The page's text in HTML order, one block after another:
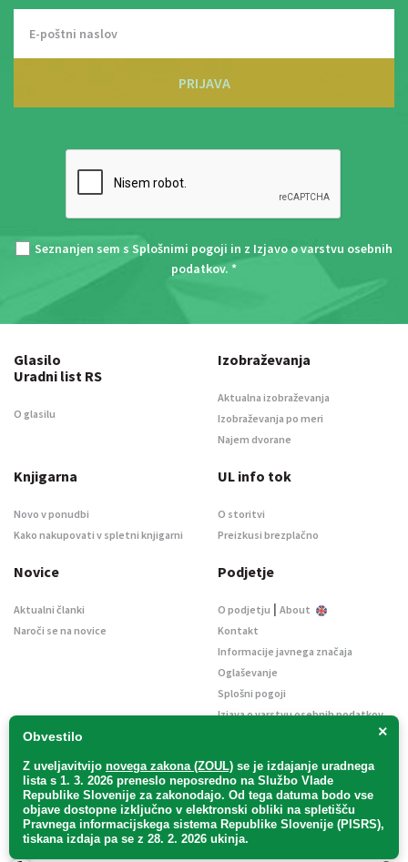
PRIJAVA
Seznanjen sem s Splošnimi pogoji in z Izjavo o varstvu osebnih
podatkov. *
×
Obvestilo
Z uveljavitvijo novega zakona (ZOUL) se je izdajanje uradnega
lista s 1. 3. 2026 preneslo neposredno na Službo Vlade
Republike Slovenije za zakonodajo. Od tega datuma bodo vse
objave dostopne izključno v elektronski obliki na spletišču
Pravnega informacijskega sistema Republike Slovenije (PISRS),
tiskana izdaja pa se z 28. 2. 2026 ukinja.
Glasilo
Uradni list RS
O glasilu
Izobraževanja
Aktualna izobraževanja
Izobraževanja po meri
Najem dvorane
Knjigarna
Novo v ponudbi
Kako nakupovati v spletni knjigarni
UL info tok
O storitvi
Preizkusi brezplačno
Novice
Aktualni članki
Naroči se na novice
Podjetje
O podjetju | About
Kontakt
Informacije javnega značaja
Oglaševanje
Splošni pogoji
Izjava o varstvu osebnih podatkov
Uradni list d. o. o. – v likvidaciji / Vse pravice pridržane.